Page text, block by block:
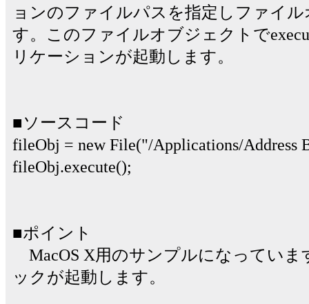
ョンのファイルパスを指定しファイ
す。このファイルオブジェクトで
リケーションが起動します。
■ソースコード
fileObj = new File("/Applications/Address
fileObj.execute();
■ポイント
MacOS X用のサンプルになっていま
ックが起動します。